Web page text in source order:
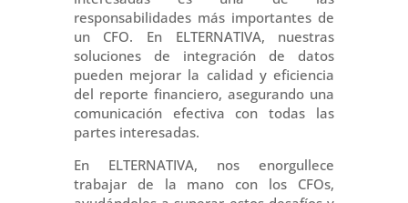
responsabilidades más importantes de
un CFO. En ELTERNATIVA, nuestras
soluciones de integración de datos
pueden mejorar la calidad y eficiencia
del reporte financiero, asegurando una
comunicación efectiva con todas las
partes interesadas.
En ELTERNATIVA, nos enorgullece
trabajar de la mano con los CFOs,